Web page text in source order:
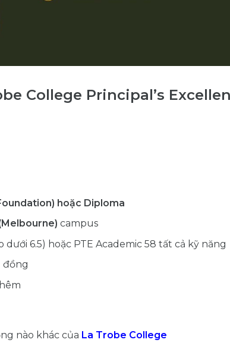
College Principal’s
hoặc Diploma
campus
6.5) hoặc PTE Academic 58 tất cả kỹ năng
đồng
nào khác của La Trobe College